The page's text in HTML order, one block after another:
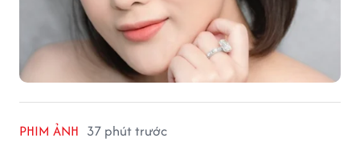
PHIM ẢNH 37 phút trước